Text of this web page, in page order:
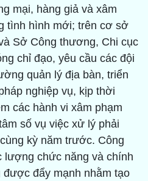
mại, hàng giả và xâm
tình hình mới; trên cơ sở
Sở Công thương, Chi cục
chỉ đạo, yêu cầu các đội
quản lý địa bàn, triển
nghiệp vụ, kịp thời
các hành vi xâm phạm
số vụ việc xử lý phải
kỳ năm trước. Công
chức năng và chính
đẩy mạnh nhằm tạo